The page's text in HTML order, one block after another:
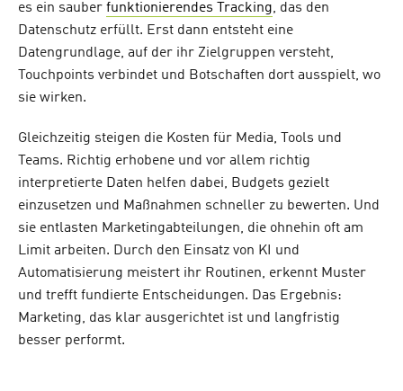
es ein sauber funktionierendes Tracking, das den
Datenschutz erfüllt. Erst dann entsteht eine
Datengrundlage, auf der ihr Zielgruppen versteht,
Touchpoints verbindet und Botschaften dort ausspielt, wo
sie wirken.
Gleichzeitig steigen die Kosten für Media, Tools und
Teams. Richtig erhobene und vor allem richtig
interpretierte Daten helfen dabei, Budgets gezielt
einzusetzen und Maßnahmen schneller zu bewerten. Und
sie entlasten Marketingabteilungen, die ohnehin oft am
Limit arbeiten. Durch den Einsatz von KI und
Automatisierung meistert ihr Routinen, erkennt Muster
und trefft fundierte Entscheidungen. Das Ergebnis:
Marketing, das klar ausgerichtet ist und langfristig
besser performt.